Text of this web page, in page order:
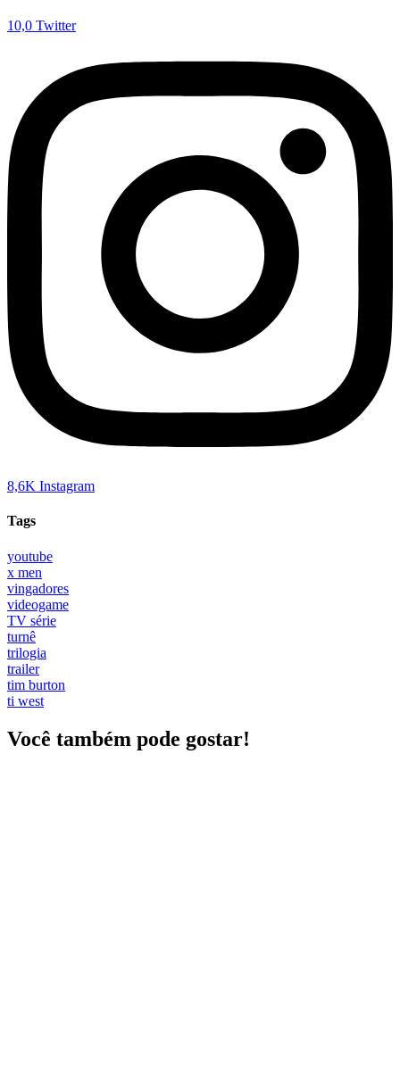
10,0 Twitter
8,6K Instagram
Tags
youtube
x men
vingadores
videogame
TV série
turnê
trilogia
trailer
tim burton
ti west
Você também pode gostar!